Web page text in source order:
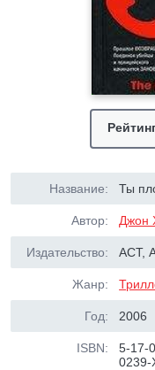
Название: Ты
Автор: Джон
Издательство: АСТ,
Жанр:
Год: 2006
ISBN:
5-17-
0239-